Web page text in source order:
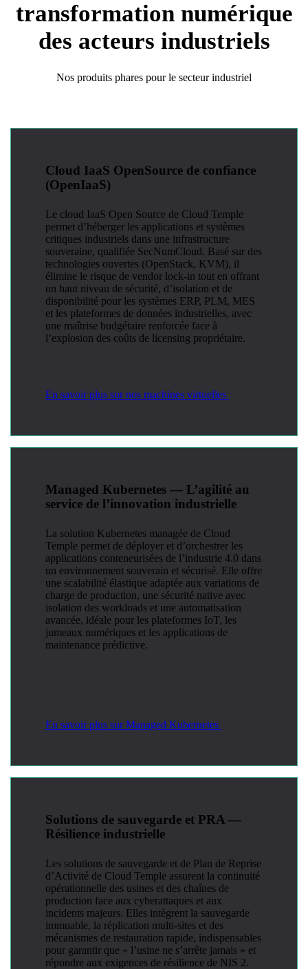
transformation numérique
des acteurs industriels
Nos produits phares pour le secteur industriel
Cloud IaaS OpenSource de confiance
(OpenIaaS)
Le cloud IaaS Open Source de Cloud Temple
permet d’héberger les applications et systèmes
critiques industriels dans une infrastructure
souveraine, qualifiée SecNumCloud. Basé sur des
technologies ouvertes (OpenStack, KVM), il
élimine le risque de vendor lock-in tout en offrant
un haut niveau de sécurité, d’isolation et de
disponibilité pour les systèmes ERP, PLM, MES
et les plateformes de données industrielles, avec
une maîtrise budgétaire renforcée face à
l’explosion des coûts de licensing propriétaire.
En savoir plus sur nos machines virtuelles
Managed Kubernetes — L’agilité au
service de l’innovation industrielle
La solution Kubernetes managée de Cloud
Temple permet de déployer et d’orchestrer les
applications conteneurisées de l’industrie 4.0 dans
un environnement souverain et sécurisé. Elle offre
une scalabilité élastique adaptée aux variations de
charge de production, une sécurité native avec
isolation des workloads et une automatisation
avancée, idéale pour les plateformes IoT, les
jumeaux numériques et les applications de
maintenance prédictive.
En savoir plus sur Managed Kubernetes
Solutions de sauvegarde et PRA —
Résilience industrielle
Les solutions de sauvegarde et de Plan de Reprise
d’Activité de Cloud Temple assurent la continuité
opérationnelle des usines et des chaînes de
production face aux cyberattaques et aux
incidents majeurs. Elles intègrent la sauvegarde
immuable, la réplication multi-sites et des
mécanismes de restauration rapide, indispensables
pour garantir que « l’usine ne s’arrête jamais » et
répondre aux exigences de résilience de NIS 2.